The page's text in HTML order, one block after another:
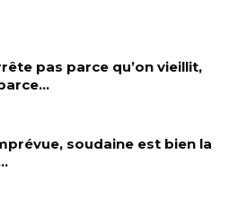
pas parce qu’on vieillit,
soudaine est bien la